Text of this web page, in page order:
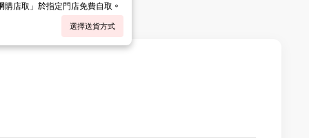
店取」於指定門店免費自取。
選擇送貨方式